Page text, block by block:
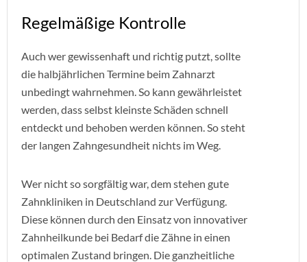
Regelmäßige Kontrolle
Auch wer gewissenhaft und richtig putzt, sollte
die halbjährlichen Termine beim Zahnarzt
unbedingt wahrnehmen. So kann gewährleistet
werden, dass selbst kleinste Schäden schnell
entdeckt und behoben werden können. So steht
der langen Zahngesundheit nichts im Weg.
Wer nicht so sorgfältig war, dem stehen gute
Zahnkliniken in Deutschland zur Verfügung.
Diese können durch den Einsatz von innovativer
Zahnheilkunde bei Bedarf die Zähne in einen
optimalen Zustand bringen. Die ganzheitliche